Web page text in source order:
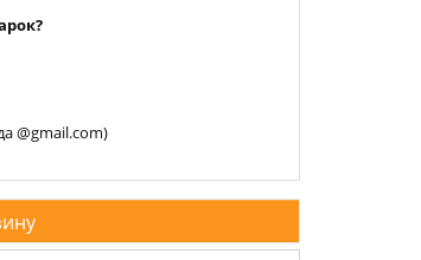
@gmail.com)